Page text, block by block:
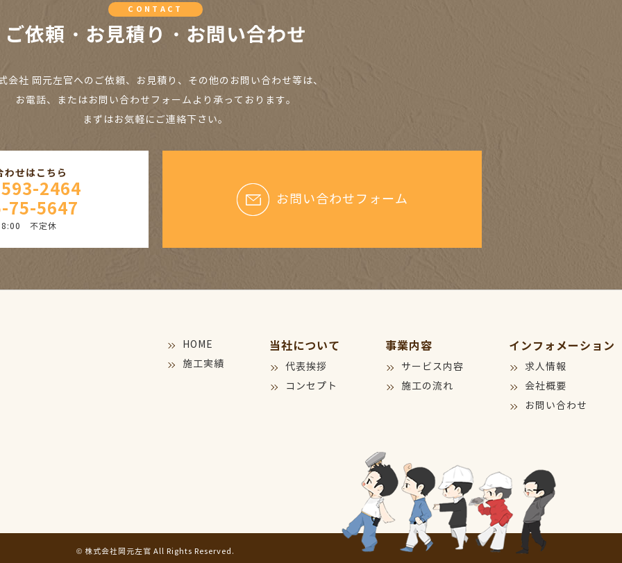
CONTACT
ご依頼・お見積り・お問い合わせ
会社 岡元左官へのご依頼、お見積り、その他のお問い合わせ等は、
お電話、またはお問い合わせフォームより承っております。
まずはお気軽にご連絡下さい。
わせはこちら
2464
75-5647
不定休
お問い合わせフォーム
HOME
施工実績
当社について
代表挨拶
コンセプト
事業内容
サービス内容
施工の流れ
インフォメーション
求人情報
会社概要
お問い合わせ
© 株式会社岡元左官 All Rights Reserved.